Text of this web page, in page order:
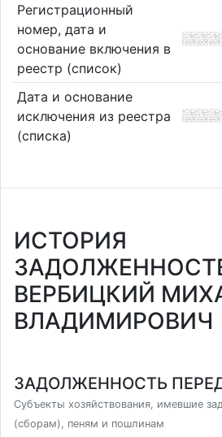
Регистрационный
номер, дата и
основание включения в
реестр (список)
Дата и основание
исключения из реестра
(списка)
ИСТОРИЯ
ВЕРБИЦКИЙ
ВЛАДИМИРОВИЧ
ЗАДОЛЖЕННОСТЬ
Субъекты хозяйствования, имевшие
(сборам), пеням и пошлинам